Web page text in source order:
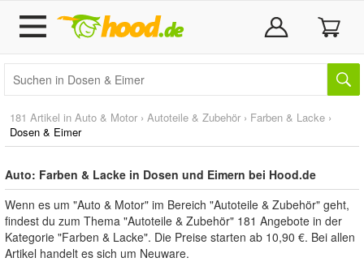
181 Artikel in Auto & Motor › Autoteile & Zubehör › Farben & Lacke ›
Dosen & Eimer
Auto: Farben & Lacke in Dosen und Eimern bei Hood.de
Wenn es um "Auto & Motor" im Bereich "Autoteile & Zubehör" geht,
findest du zum Thema "Autoteile & Zubehör" 181 Angebote in der
Kategorie "Farben & Lacke". Die Preise starten ab 10,90 €. Bei allen
Artikel handelt es sich um Neuware.